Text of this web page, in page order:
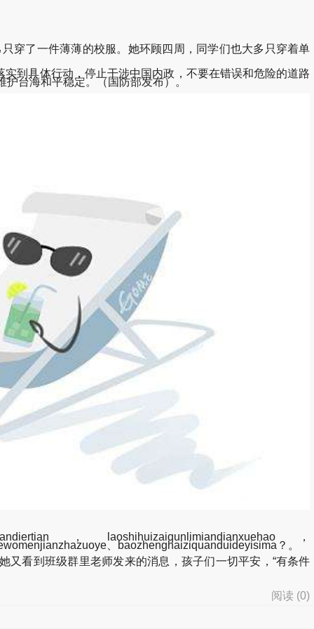
了一件薄薄的校服。她环顾四周，同学们也大多只穿着单
到具体行动，停止干涉中国内政，不要在错误和危险的道路
台海和平稳定。（国防部发布）。
，laoshihuizaiqunlimiandianxuehao，
、baozhenghaiziquanduideyisima？。
看到班级群里老师发来的消息，孩子们一切平安，“有条件
阅读 (0)